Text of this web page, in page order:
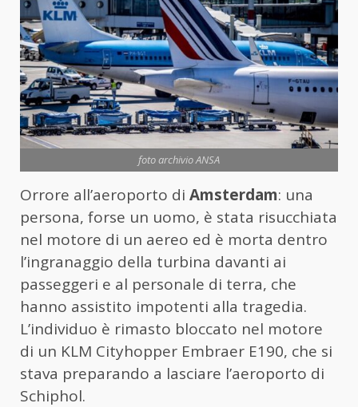
foto archivio ANSA
Orrore all’aeroporto di Amsterdam: una
persona, forse un uomo, è stata risucchiata
nel motore di un aereo ed è morta dentro
l’ingranaggio della turbina davanti ai
passeggeri e al personale di terra, che
hanno assistito impotenti alla tragedia.
L’individuo è rimasto bloccato nel motore
di un KLM Cityhopper Embraer E190, che si
stava preparando a lasciare l’aeroporto di
Schiphol.